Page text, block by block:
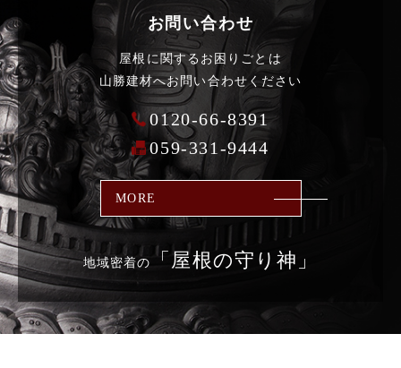
お問い合わせ
屋根に関するお困りごとは
山勝建材へお問い合わせください
0120-66-8391
059-331-9444
MORE
地域密着の 「屋根の守り神」